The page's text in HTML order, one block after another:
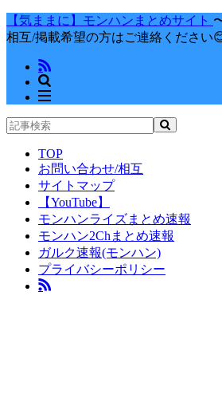
【気ままに】モンハンまとめサイト
相互/掲載希望の方はご連絡ください
TOP
お問い合わせ/相互
サイトマップ
【YouTube】
モンハンライズまとめ速報
モンハン2Chまとめ速報
ガルク速報(モンハン)
プライバシーポリシー